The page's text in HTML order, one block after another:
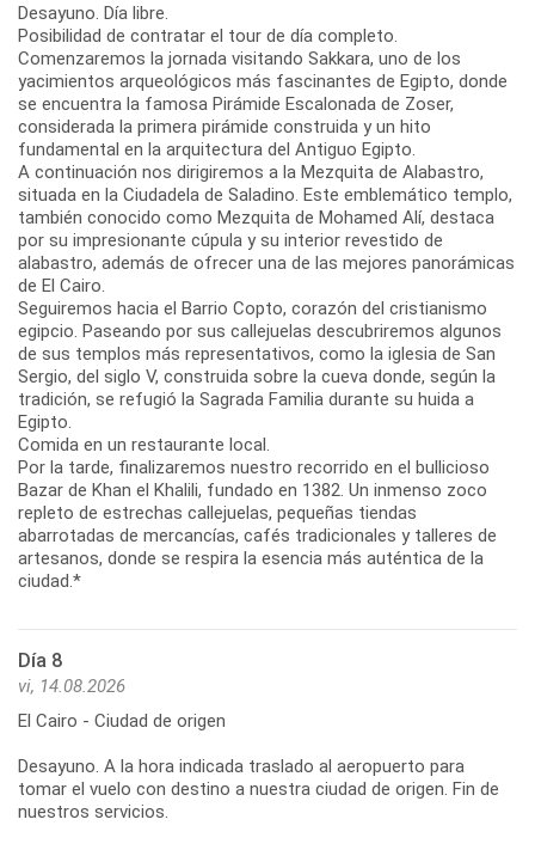
Desayuno. Día libre.
Posibilidad de contratar el tour de día completo.
Comenzaremos la jornada visitando Sakkara, uno de los
yacimientos arqueológicos más fascinantes de Egipto, donde
se encuentra la famosa Pirámide Escalonada de Zoser,
considerada la primera pirámide construida y un hito
fundamental en la arquitectura del Antiguo Egipto.
A continuación nos dirigiremos a la Mezquita de Alabastro,
situada en la Ciudadela de Saladino. Este emblemático templo,
también conocido como Mezquita de Mohamed Alí, destaca
por su impresionante cúpula y su interior revestido de
alabastro, además de ofrecer una de las mejores panorámicas
de El Cairo.
Seguiremos hacia el Barrio Copto, corazón del cristianismo
egipcio. Paseando por sus callejuelas descubriremos algunos
de sus templos más representativos, como la iglesia de San
Sergio, del siglo V, construida sobre la cueva donde, según la
tradición, se refugió la Sagrada Familia durante su huida a
Egipto.
Comida en un restaurante local.
Por la tarde, finalizaremos nuestro recorrido en el bullicioso
Bazar de Khan el Khalili, fundado en 1382. Un inmenso zoco
repleto de estrechas callejuelas, pequeñas tiendas
abarrotadas de mercancías, cafés tradicionales y talleres de
artesanos, donde se respira la esencia más auténtica de la
ciudad.*
Día 8
vi, 14.08.2026
El Cairo - Ciudad de origen
Desayuno. A la hora indicada traslado al aeropuerto para
tomar el vuelo con destino a nuestra ciudad de origen. Fin de
nuestros servicios.